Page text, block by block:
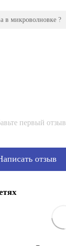
в микроволновке ?
первый отзыв
отзыв